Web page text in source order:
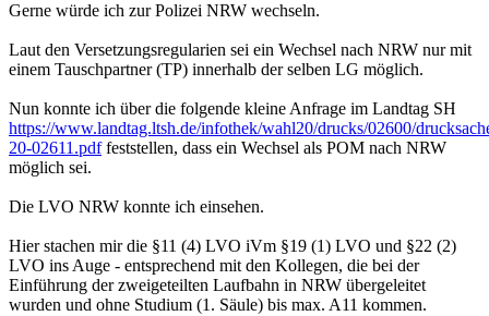
Gerne würde ich zur Polizei NRW wechseln.
Laut den Versetzungsregularien sei ein Wechsel nach NRW nur mit
einem Tauschpartner (TP) innerhalb der selben LG möglich.
Nun konnte ich über die folgende kleine Anfrage im Landtag SH
https://www.landtag.ltsh.de/infothek/wahl20/drucks/02600/
20-02611.pdffeststellen, dass ein Wechsel als POM nach NRW
möglich sei.
Die LVO NRW konnte ich einsehen.
Hier stachen mir die §11 (4) LVO iVm §19 (1) LVO und §22 (2)
LVO ins Auge - entsprechend mit den Kollegen, die bei der
Einführung der zweigeteilten Laufbahn in NRW übergeleitet
wurden und ohne Studium (1. Säule) bis max. A11 kommen.